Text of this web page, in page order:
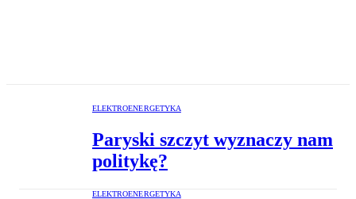
ELEKTROENERGETYKA
Paryski szczyt wyznaczy nam
politykę?
ELEKTROENERGETYKA